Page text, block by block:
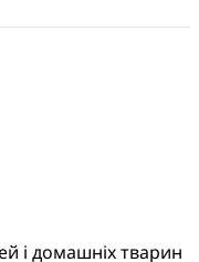
і домашніх тварин